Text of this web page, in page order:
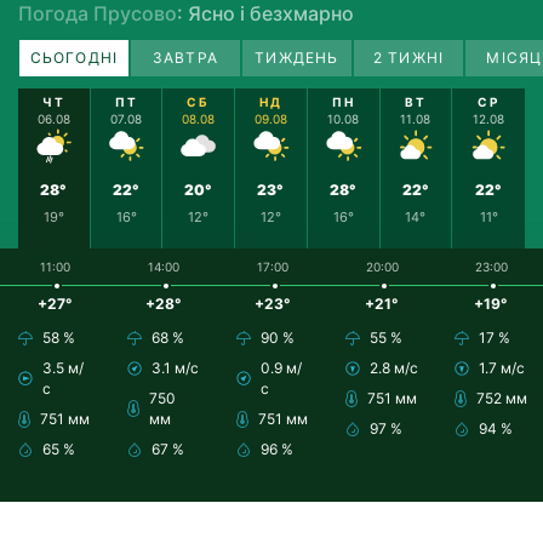
Погода Прусово: Ясно і безхмарно
СЬОГОДНІ ЗАВТРА ТИЖДЕНЬ 2 ТИЖНІ
ЧТ
06.08
28°
19°
ПТ
07.08
22°
16°
СБ
08.08
20°
12°
НД
09.08
23°
12°
ПН
10.08
28°
16°
ВТ
11.08
22°
14°
СР
12.08
22°
11°
11:00
+27°
58 %
3.5 м/
с
751 мм
65 %
14:00
+28°
68 %
3.1 м/с
750
мм
67 %
17:00
+23°
90 %
0.9 м/
с
751 мм
96 %
20:00
+21°
55 %
2.8 м/с
751 мм
97 %
23:00
+19°
17 %
1.7 м/с
752 мм
94 %